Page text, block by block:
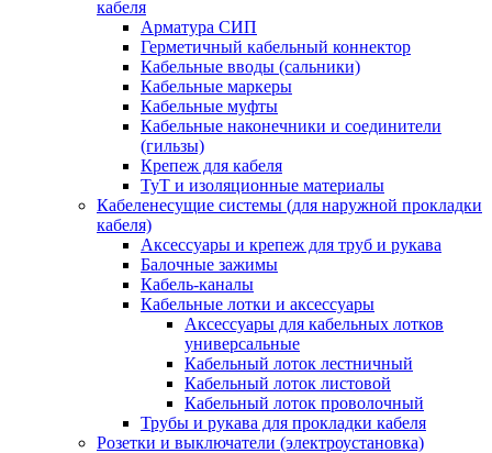
кабеля
Арматура СИП
Герметичный кабельный коннектор
Кабельные вводы (сальники)
Кабельные маркеры
Кабельные муфты
Кабельные наконечники и соединители
(гильзы)
Крепеж для кабеля
ТуТ и изоляционные материалы
Кабеленесущие системы (для наружной прокладки
кабеля)
Аксессуары и крепеж для труб и рукава
Балочные зажимы
Кабель-каналы
Кабельные лотки и аксессуары
Аксессуары для кабельных лотков
универсальные
Кабельный лоток лестничный
Кабельный лоток листовой
Кабельный лоток проволочный
Трубы и рукава для прокладки кабеля
Розетки и выключатели (электроустановка)